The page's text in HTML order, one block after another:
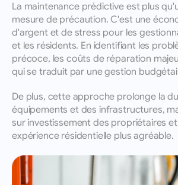
La maintenance prédictive est plus
mesure de précaution. C'est une
d'argent et de stress pour les
et les résidents. En identifiant les
précoce, les coûts de réparation
qui se traduit par une gestion
De plus, cette approche prolonge la
équipements et des infrastructures,
sur investissement des propriétaires
expérience résidentielle plus agréable.